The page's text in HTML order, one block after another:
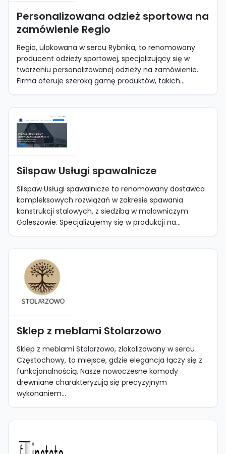
Personalizowana odzież sportowa na
zamówienie Regio
Regio, ulokowana w sercu Rybnika, to renomowany
producent odzieży sportowej, specjalizujący się w
tworzeniu personalizowanej odzieży na zamówienie.
Firma oferuje szeroką gamę produktów, takich...
Silspaw Usługi spawalnicze
Silspaw Usługi spawalnicze to renomowany dostawca
kompleksowych rozwiązań w zakresie spawania
konstrukcji stalowych, z siedzibą w malowniczym
Goleszowie. Specjalizujemy się w produkcji na...
Sklep z meblami Stolarzowo
Sklep z meblami Stolarzowo, zlokalizowany w sercu
Częstochowy, to miejsce, gdzie elegancja łączy się z
funkcjonalnością. Nasze nowoczesne komody
drewniane charakteryzują się precyzyjnym
wykonaniem...